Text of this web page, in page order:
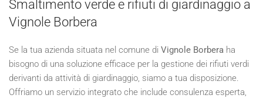
Smaltimento verde e rifiuti di giardinaggio a
Vignole Borbera
Se la tua azienda situata nel comune di Vignole Borbera ha
bisogno di una soluzione efficace per la gestione dei rifiuti verdi
derivanti da attività di giardinaggio, siamo a tua disposizione.
Offriamo un servizio integrato che include consulenza esperta,